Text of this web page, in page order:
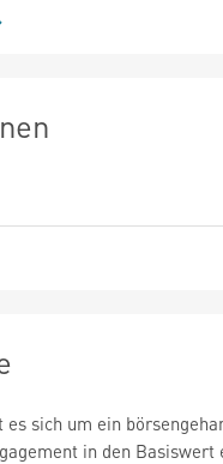
sich um ein
in den